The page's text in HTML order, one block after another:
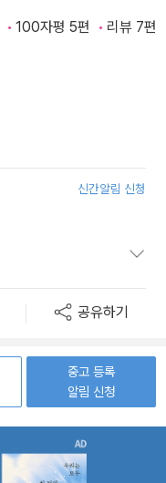
100자평 5편 리뷰 7편
신간알림 신청
공유하기
중고 등록
알림 신청